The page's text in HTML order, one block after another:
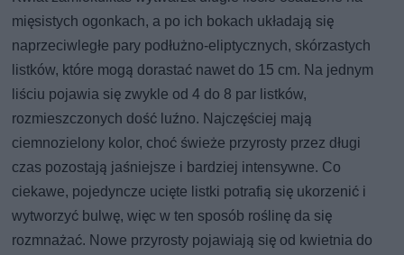
mięsistych ogonkach, a po ich bokach układają się
naprzeciwległe pary podłużno-eliptycznych, skórzastych
listków, które mogą dorastać nawet do 15 cm. Na jednym
liściu pojawia się zwykle od 4 do 8 par listków,
rozmieszczonych dość luźno. Najczęściej mają
ciemnozielony kolor, choć świeże przyrosty przez długi
czas pozostają jaśniejsze i bardziej intensywne. Co
ciekawe, pojedyncze ucięte listki potrafią się ukorzenić i
wytworzyć bulwę, więc w ten sposób roślinę da się
rozmnażać. Nowe przyrosty pojawiają się od kwietnia do